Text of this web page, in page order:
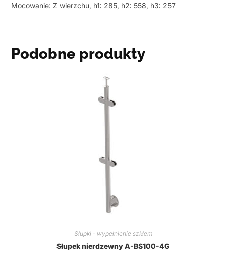
Mocowanie: Z wierzchu, h1: 285, h2: 558, h3: 257
Podobne produkty
Słupki - wypełnienie szkłem
Słupek nierdzewny A-BS100-4G